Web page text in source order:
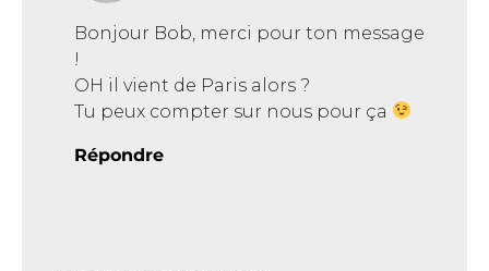
Bonjour Bob, merci pour ton message
!
OH il vient de Paris alors ?
Tu peux compter sur nous pour ça
Répondre